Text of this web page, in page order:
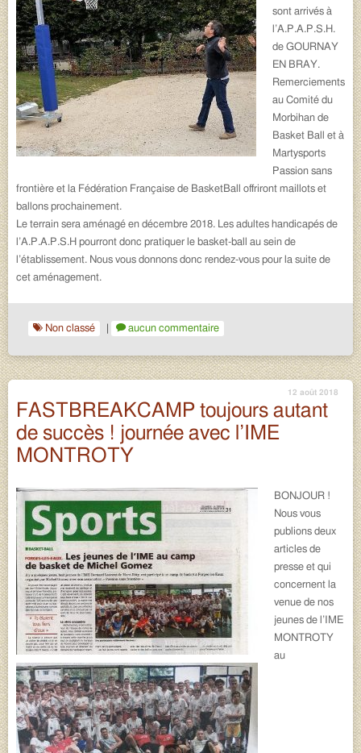
sont arrivés à
l’A.P.A.P.S.H.
de GOURNAY
EN BRAY.
Remerciements
au Comité du
Morbihan de
Basket Ball et à
Martysports
Passion sans
frontière et la Fédération Française de BasketBall offriront maillots et
ballons prochainement.
Le terrain sera aménagé en décembre 2018. Les adultes handicapés de
l’A.P.A.P.S.H pourront donc pratiquer le basket-ball au sein de
l’établissement. Nous vous donnons donc rendez-vous pour la suite de
cet aménagement.
Non classé aucun commentaire
12 août 2018
FASTBREAKCAMP toujours autant
de succès ! journée avec l’IME
MONTROTY
BONJOUR !
Nous vous
publions deux
articles de
presse et qui
concernent la
venue de nos
jeunes de l’IME
MONTROTY
au